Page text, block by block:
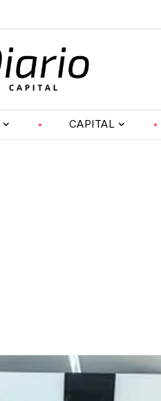
CAPITAL